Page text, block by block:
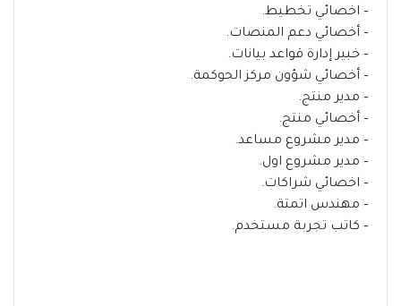
– اخصائي تخطيط.
– أخصائي دعم المنصات.
– خبير إدارة قواعد بيانات.
– أخصائي شؤون مركز الحوكمة.
– مدير منتج.
– أخصائي منتج.
– مدير مشروع مساعد.
– مدير مشروع اول.
– اخصائي شراكات.
– مهندس اتمتة.
– كاتب تجربة مستخدم.